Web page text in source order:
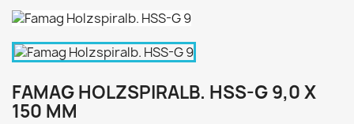
FAMAG HOLZSPIRALB. HSS-G 9,0 X
150 MM